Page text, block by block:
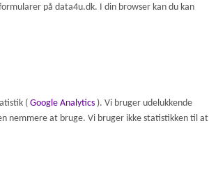
på data4u.dk. I din browser kan du kan
( Google Analytics ). Vi bruger udelukkende
nemmere at bruge. Vi bruger ikke statistikken til at